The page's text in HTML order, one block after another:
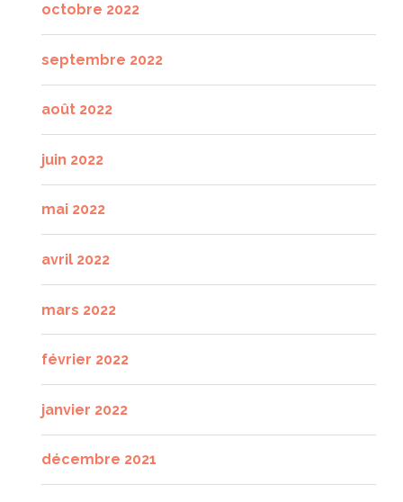
octobre 2022
septembre 2022
août 2022
juin 2022
mai 2022
avril 2022
mars 2022
février 2022
janvier 2022
décembre 2021